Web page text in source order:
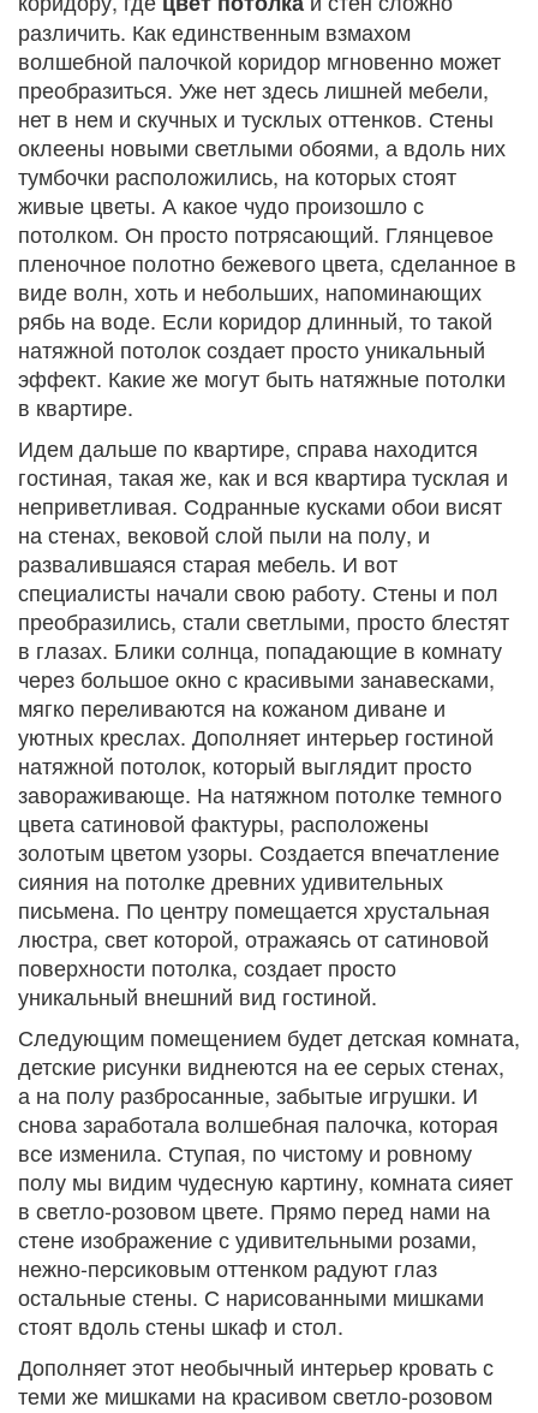
различить. Как единственным взмахом
волшебной палочкой коридор мгновенно может
преобразиться. Уже нет здесь лишней мебели,
нет в нем и скучных и тусклых оттенков. Стены
оклеены новыми светлыми обоями, а вдоль них
тумбочки расположились, на которых стоят
живые цветы. А какое чудо произошло с
потолком. Он просто потрясающий. Глянцевое
пленочное полотно бежевого цвета, сделанное в
виде волн, хоть и небольших, напоминающих
рябь на воде. Если коридор длинный, то такой
натяжной потолок создает просто уникальный
эффект. Какие же могут быть натяжные потолки
в квартире.
Идем дальше по квартире, справа находится
гостиная, такая же, как и вся квартира тусклая и
неприветливая. Содранные кусками обои висят
на стенах, вековой слой пыли на полу, и
развалившаяся старая мебель. И вот
специалисты начали свою работу. Стены и пол
преобразились, стали светлыми, просто блестят
в глазах. Блики солнца, попадающие в комнату
через большое окно с красивыми занавесками,
мягко переливаются на кожаном диване и
уютных креслах. Дополняет интерьер гостиной
натяжной потолок, который выглядит просто
завораживающе. На натяжном потолке темного
цвета сатиновой фактуры, расположены
золотым цветом узоры. Создается впечатление
сияния на потолке древних удивительных
письмена. По центру помещается хрустальная
люстра, свет которой, отражаясь от сатиновой
поверхности потолка, создает просто
уникальный внешний вид гостиной.
Следующим помещением будет детская комната,
детские рисунки виднеются на ее серых стенах,
а на полу разбросанные, забытые игрушки. И
снова заработала волшебная палочка, которая
все изменила. Ступая, по чистому и ровному
полу мы видим чудесную картину, комната сияет
в светло-розовом цвете. Прямо перед нами на
стене изображение с удивительными розами,
нежно-персиковым оттенком радуют глаз
остальные стены. С нарисованными мишками
стоят вдоль стены шкаф и стол.
Дополняет этот необычный интерьер кровать с
теми же мишками на красивом светло-розовом